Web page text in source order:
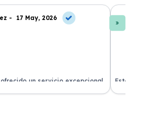
- 17 May, 2026
un servicio excepcional.
es muy buena y el coche llegó
Estoy
nuevo y